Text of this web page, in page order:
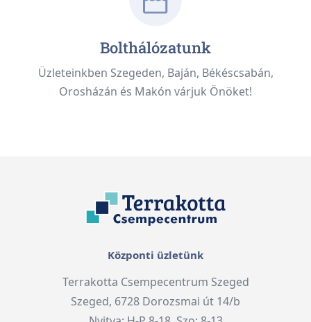
Bolthálózatunk
Üzleteinkben Szegeden, Baján, Békéscsabán,
Orosházán és Makón várjuk Önöket!
Központi üzletünk
Terrakotta Csempecentrum Szeged
Szeged, 6728 Dorozsmai út 14/b